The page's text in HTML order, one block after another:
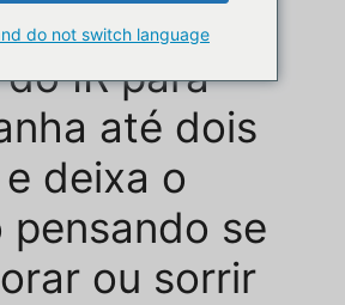
sim à
IR para
até dois
deixa o
pensando se
ou sorrir
do not switch language